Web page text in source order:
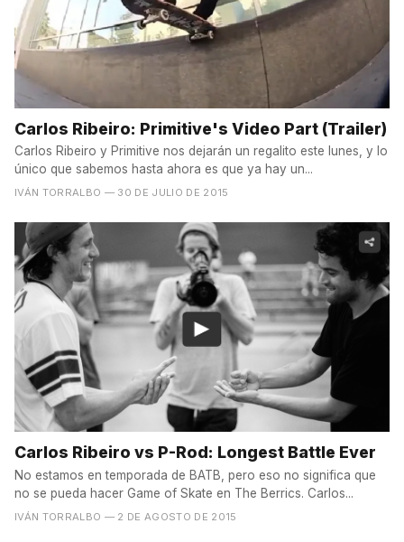
Carlos Ribeiro: Primitive's Video Part (Trailer)
Carlos Ribeiro y Primitive nos dejarán un regalito este lunes, y lo
único que sabemos hasta ahora es que ya hay un...
IVÁN TORRALBO — 30 DE JULIO DE 2015
Carlos Ribeiro vs P-Rod: Longest Battle Ever
No estamos en temporada de BATB, pero eso no significa que
no se pueda hacer Game of Skate en The Berrics. Carlos...
IVÁN TORRALBO — 2 DE AGOSTO DE 2015